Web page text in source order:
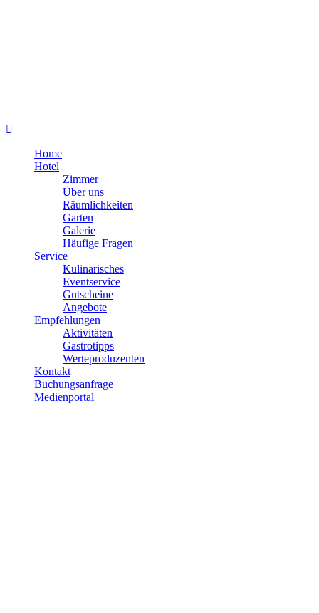
Home
Hotel
Zimmer
Über uns
Räumlichkeiten
Garten
Galerie
Häufige Fragen
Service
Kulinarisches
Eventservice
Gutscheine
Angebote
Empfehlungen
Aktivitäten
Gastrotipps
Werteproduzenten
Kontakt
Buchungsanfrage
Medienportal